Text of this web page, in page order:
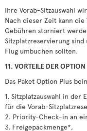
Ihre Vorab-Sitzauswahl
Nach dieser Zeit kann
Gebühren storniert
Sitzplatzreservierung
Flug umbuchen sollten.
11. VORTEILE DER OPTION
Das Paket Option Plus
1. Sitzplatzauswahl in der
für die Vorab-
2. Priority-Check-in an
3. Freigepäckmenge*,